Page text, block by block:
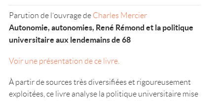
Parution de l’ouvrage de Charles Mercier
Autonomie, autonomies, René Rémond et la politique
universitaire aux lendemains de 68
Voir une présentation de ce livre.
À partir de sources très diversifiées et rigoureusement
exploitées, ce livre analyse la politique universitaire mise